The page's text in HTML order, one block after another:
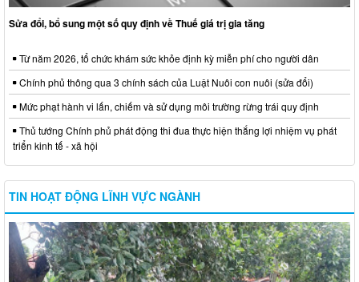
Sửa đổi, bổ sung một số quy định về Thuế giá trị gia tăng
Từ năm 2026, tổ chức khám sức khỏe định kỳ miễn phí cho người dân
Chính phủ thông qua 3 chính sách của Luật Nuôi con nuôi (sửa đổi)
Mức phạt hành vi lấn, chiếm và sử dụng môi trường rừng trái quy định
Thủ tướng Chính phủ phát động thi đua thực hiện thắng lợi nhiệm vụ phát
triển kinh tế - xã hội
TIN HOẠT ĐỘNG LĨNH VỰC NGÀNH